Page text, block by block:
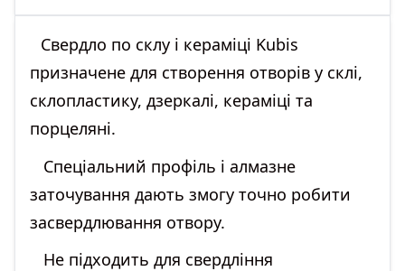
Свердло по склу і кераміці Kubis
призначене для створення отворів у склі,
склопластику, дзеркалі, кераміці та
порцеляні.
Спеціальний профіль і алмазне
заточування дають змогу точно робити
засвердлювання отвору.
Не підходить для свердління